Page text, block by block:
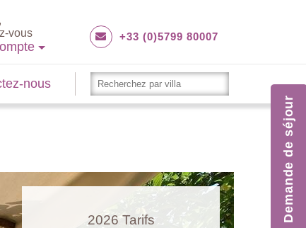
vous
+33 (0)5799 80007
nous
2026Tarifs Demande de séjour